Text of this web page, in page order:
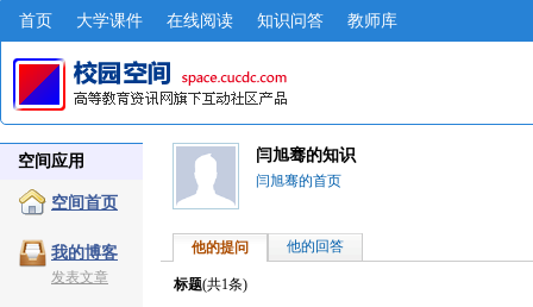
首页 大学课件 在线阅读 知识问答 教师库
空间应用
空间首页
我的博客
发表文章
闫旭骞的知识
闫旭骞的首页
他的提问 他的回答
标题(共1条)